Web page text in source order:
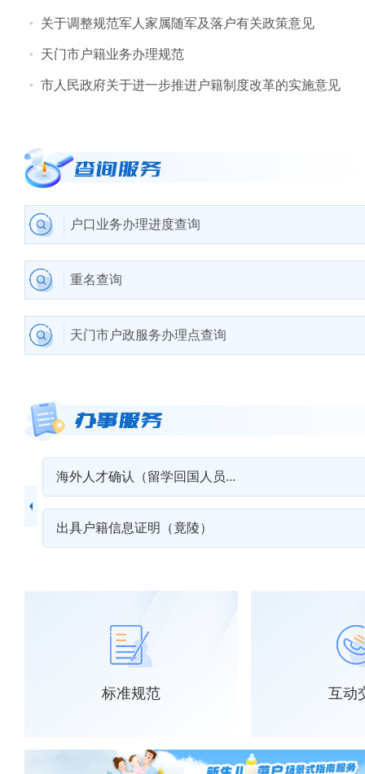
关于调整规范军人家属随军及落户有关政策意见
天门市户籍业务办理规范
市人民政府关于进一步推进户籍制度改革的实施意见
户口业务办理进度查询
重名查询
天门市户政服务办理点查询
海外人才确认（留学回国人员...
出具户籍信息证明（竟陵）
标准规范 互动